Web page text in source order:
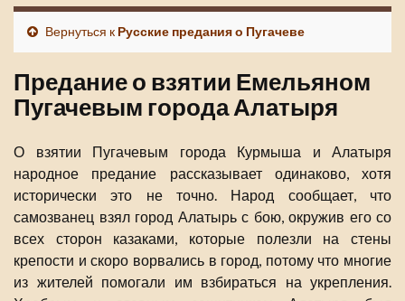
Вернуться к Русские предания о Пугачеве
Предание о взятии Емельяном
Пугачевым города Алатыря
О взятии Пугачевым города Курмыша и Алатыря
народное предание рассказывает одинаково, хотя
исторически это не точно. Народ сообщает, что
самозванец взял город Алатырь с бою, окружив его со
всех сторон казаками, которые полезли на стены
крепости и скоро ворвались в город, потому что многие
из жителей помогали им взбираться на укрепления.